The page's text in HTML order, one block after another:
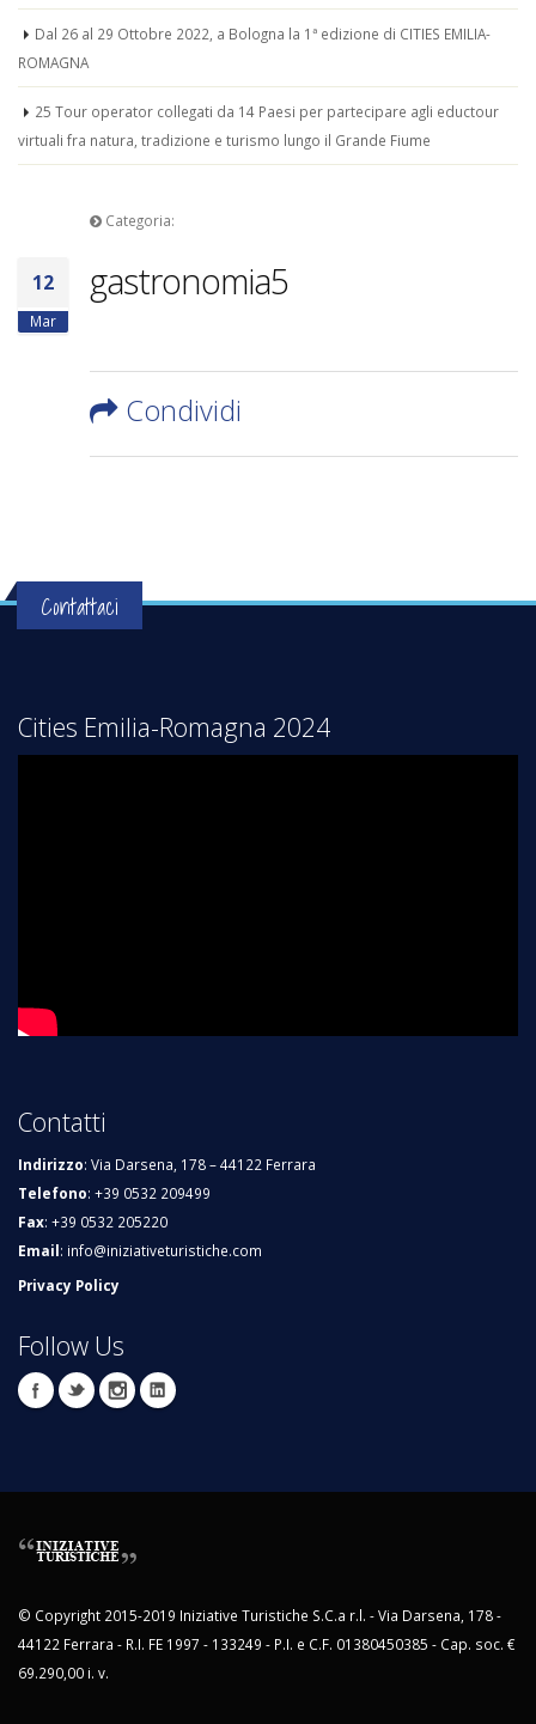
Dal 26 al 29 Ottobre 2022, a Bologna la 1ª edizione di CITIES EMILIA-
ROMAGNA
25 Tour operator collegati da 14 Paesi per partecipare agli eductour
virtuali fra natura, tradizione e turismo lungo il Grande Fiume
Categoria:
12
Mar
gastronomia5
Condividi
Contattaci
Cities Emilia-Romagna 2024
Contatti
Indirizzo: Via Darsena, 178 – 44122 Ferrara
Telefono: +39 0532 209499
Fax: +39 0532 205220
Email: info@iniziativeturistiche.com
Privacy Policy
Follow Us
© Copyright 2015-2019 Iniziative Turistiche S.C.a r.l. - Via Darsena, 178 -
44122 Ferrara - R.I. FE 1997 - 133249 - P.I. e C.F. 01380450385 - Cap. soc. €
69.290,00 i. v.